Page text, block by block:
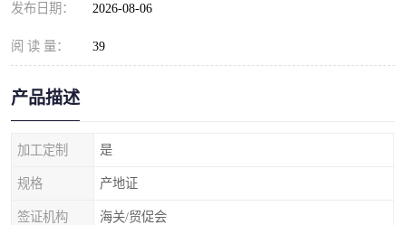
发布日期： 2026-08-06
阅 读 量： 39
产品描述
加工定制 是
规格 产地证
签证机构 海关/贸促会